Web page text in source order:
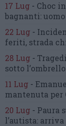
17 Lug - Choc
bagnanti:
22 Lug -
feriti, strada
28 Lug -
sotto
11 Lug -
mantenuta per
20 Lug - Paura
l’autista: